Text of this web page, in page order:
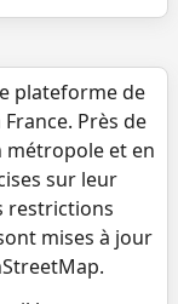
plateforme de
Près de
métropole et en
sur leur
restrictions
mises à jour